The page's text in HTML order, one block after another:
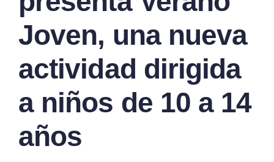
Joven, una nueva
actividad dirigida
a niños de 10 a 14
años